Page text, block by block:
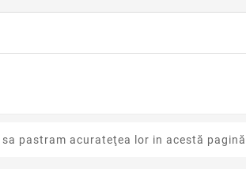
pastram acurateţea lor in acestă